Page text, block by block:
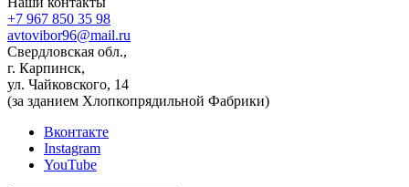
+7 967 850 35 98
avtovibor96@mail.ru
Свердловская обл.,
г. Карпинск,
ул. Чайковского, 14
(за зданием Хлопкопрядильной Фабрики)
Вконтакте
Instagram
YouTube